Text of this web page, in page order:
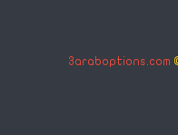
3araboptions.com